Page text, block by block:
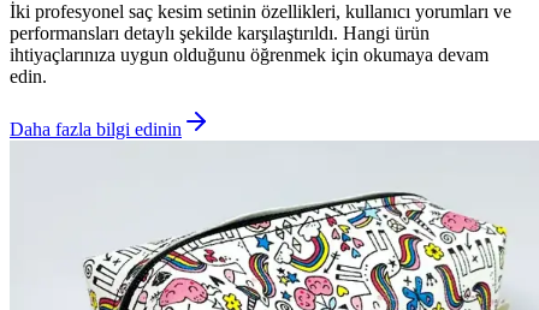
İki profesyonel saç kesim setinin özellikleri, kullanıcı yorumları ve
performansları detaylı şekilde karşılaştırıldı. Hangi ürün
ihtiyaçlarınıza uygun olduğunu öğrenmek için okumaya devam
edin.
Daha fazla bilgi edinin